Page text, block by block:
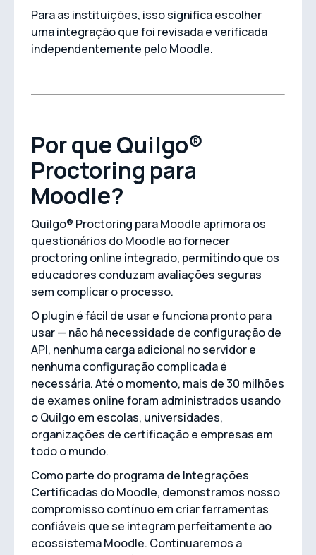
Para as instituições, isso significa escolher
uma integração que foi revisada e verificada
independentemente pelo Moodle.
Por que Quilgo®
Proctoring para
Moodle?
Quilgo® Proctoring para Moodle aprimora os
questionários do Moodle ao fornecer
proctoring online integrado, permitindo que os
educadores conduzam avaliações seguras
sem complicar o processo.
O plugin é fácil de usar e funciona pronto para
usar — não há necessidade de configuração de
API, nenhuma carga adicional no servidor e
nenhuma configuração complicada é
necessária. Até o momento, mais de 30 milhões
de exames online foram administrados usando
o Quilgo em escolas, universidades,
organizações de certificação e empresas em
todo o mundo.
Como parte do programa de Integrações
Certificadas do Moodle, demonstramos nosso
compromisso contínuo em criar ferramentas
confiáveis que se integram perfeitamente ao
ecossistema Moodle. Continuaremos a